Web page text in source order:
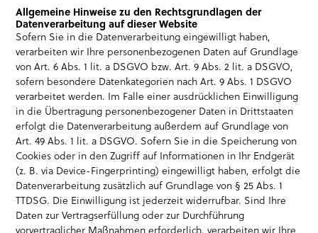
Allgemeine Hinweise zu den Rechtsgrundlagen der
Datenverarbeitung auf dieser Website
Sofern Sie in die Datenverarbeitung eingewilligt haben,
verarbeiten wir Ihre personenbezogenen Daten auf Grundlage
von Art. 6 Abs. 1 lit. a DSGVO bzw. Art. 9 Abs. 2 lit. a DSGVO,
sofern besondere Datenkategorien nach Art. 9 Abs. 1 DSGVO
verarbeitet werden. Im Falle einer ausdrücklichen Einwilligung
in die Übertragung personenbezogener Daten in Drittstaaten
erfolgt die Datenverarbeitung außerdem auf Grundlage von
Art. 49 Abs. 1 lit. a DSGVO. Sofern Sie in die Speicherung von
Cookies oder in den Zugriff auf Informationen in Ihr Endgerät
(z. B. via Device-Fingerprinting) eingewilligt haben, erfolgt die
Datenverarbeitung zusätzlich auf Grundlage von § 25 Abs. 1
TTDSG. Die Einwilligung ist jederzeit widerrufbar. Sind Ihre
Daten zur Vertragserfüllung oder zur Durchführung
vorvertraglicher Maßnahmen erforderlich, verarbeiten wir Ihre